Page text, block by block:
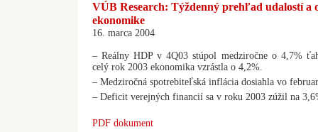
VÚB Research: Týždenný prehľad udalostí a
ekonomike
16. marca 2004
– Reálny HDP v 4Q03 stúpol medziročne o 4,7%
celý rok 2003 ekonomika vzrástla o 4,2%.
– Medziročná spotrebiteľská inflácia dosiahla vo
– Deficit verejných financií sa v roku 2003 zúžil na
PDF dokument